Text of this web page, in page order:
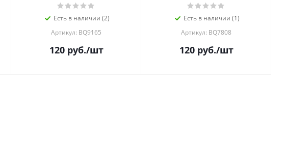
Есть в наличии (2)
Артикул: BQ9165
120руб./шт
Есть в наличии (1)
Артикул: BQ7808
120руб./шт